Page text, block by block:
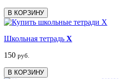
В КОРЗИНУ
Школьная тетрадь X
150 руб.
В КОРЗИНУ